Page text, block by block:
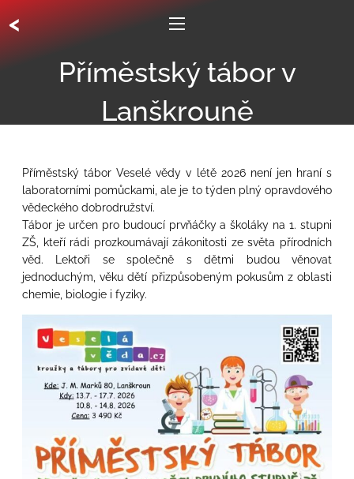
<
Příměstský tábor v
Lanškrouně
Příměstský tábor Veselé vědy v létě 2026 není jen hraní s
laboratorními pomůckami, ale je to týden plný opravdového
vědeckého dobrodružství.
Tábor je určen pro budoucí prvňáčky a školáky na 1. stupni
ZŠ, kteří rádi prozkoumávají zákonitosti ze světa přírodních
věd. Lektoři se společně s dětmi budou věnovat
jednoduchým, věku dětí přizpůsobeným pokusům z oblasti
chemie, biologie i fyziky.